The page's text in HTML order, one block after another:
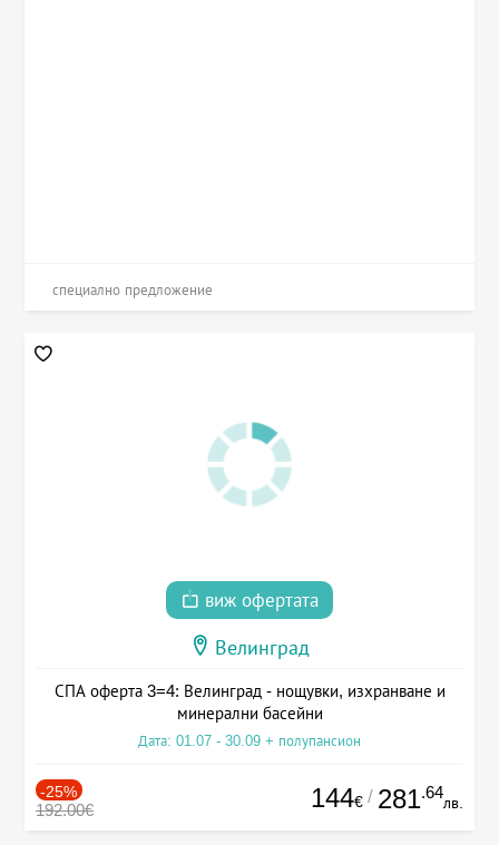
специално предложение
виж офертата
Велинград
СПА оферта 3=4: Велинград - нощувки, изхранване и
минерални басейни
Дата: 01.07 - 30.09 + полупансион
-25%
192.00€ 144€ / 281.64
лв.